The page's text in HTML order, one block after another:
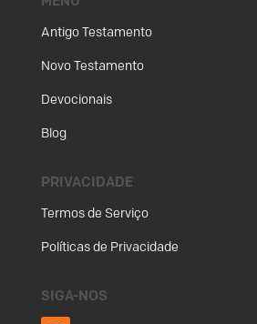
Antigo Testamento
Novo Testamento
Devocionais
Blog
PRIVACIDADE
Termos de Serviço
Políticas de Privacidade
SIGA-NOS